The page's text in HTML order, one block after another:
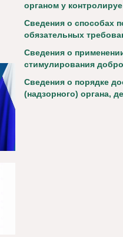
органом у
Сведения о способах
обязательных
Сведения о
стимулирования
Сведения о порядке
(надзорного) органа,